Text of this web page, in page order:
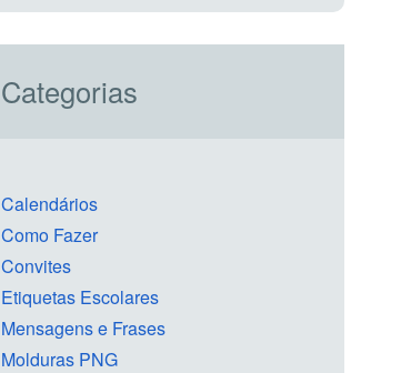
Categorias
Calendários
Como Fazer
Convites
Etiquetas Escolares
Mensagens e Frases
Molduras PNG